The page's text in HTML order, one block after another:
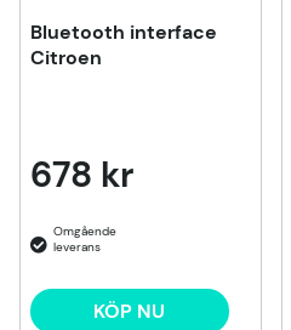
Bluetooth interface
Citroen
678 kr
KÖP NU